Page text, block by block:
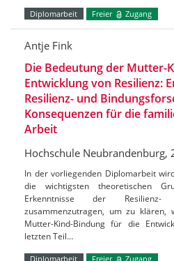
Diplomarbeit Freier Zugang
Antje Fink
Die Bedeutung der Mutter-
Entwicklung von Resilienz:
Resilienz- und
Konsequenzen für die
Arbeit
Hochschule Neubrandenburg,
In der vorliegenden Diplomarbeit
die wichtigsten theoretischen
Erkenntnisse der Resilienz-
zusammenzutragen, um zu klären,
Mutter-Kind-Bindung für die
letzten Teil…
Diplomarbeit Freier Zugang